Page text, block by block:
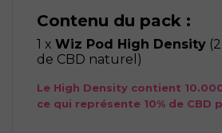
Contenu du pack :
1 x Wiz Pod High Density
de CBD naturel)
Le High Density contient
ce qui représente 10% de CBD